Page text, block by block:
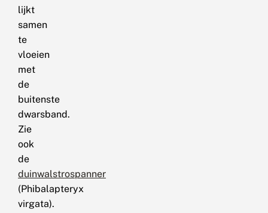
lijkt
samen
te
vloeien
met
de
buitenste
dwarsband.
Zie
ook
de
duinwalstrospanner
(Phibalapteryx
virgata).